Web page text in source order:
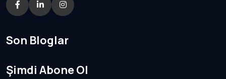
Son Bloglar
Şimdi Abone Ol